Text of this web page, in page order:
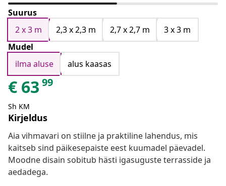
Suurus
2 x 3 m
2,3 x 2,3 m 2,7 x 2,7 m
3 x 3 m
Mudel
ilma aluse
alus kaasas
€ 63 99
Sh KM
Kirjeldus
Aia vihmavari on stiilne ja praktiline lahendus, mis
kaitseb sind päikesepaiste eest kuumadel päevadel.
Moodne disain sobitub hästi igasuguste terrasside ja
aedadega.